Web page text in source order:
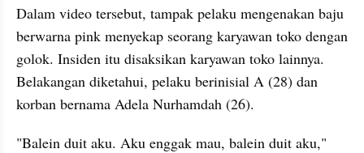
Dalam video tersebut, tampak pelaku mengenakan baju
berwarna pink menyekap seorang karyawan toko dengan
golok. Insiden itu disaksikan karyawan toko lainnya.
Belakangan diketahui, pelaku berinisial A (28) dan
korban bernama Adela Nurhamdah (26).
"Balein duit aku. Aku enggak mau, balein duit aku,"